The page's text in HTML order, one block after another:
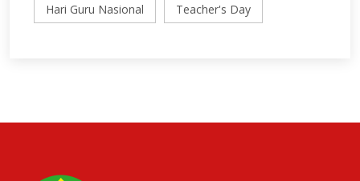
Hari Guru Nasional Teacher's Day